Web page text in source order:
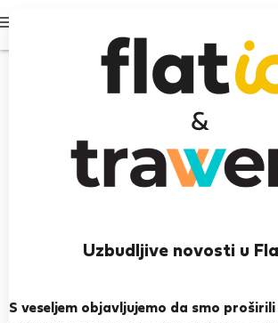
Uzbudljive novosti u
S veseljem objavljujemo da smo
Rashid W.
Heroj susjedstva